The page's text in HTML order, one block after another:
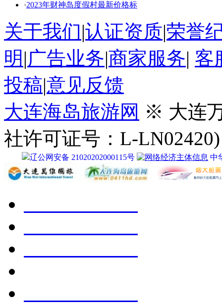
·2023年财神岛度假村最新价格标
关于我们|认证资质|荣誉
明 |广告业务|商家服务| 客
投稿|意见反馈
大连海岛旅游网 ※ 大连
社许可证号：L-LN02420)
辽公网安备 21020202000115号 中